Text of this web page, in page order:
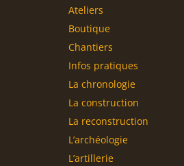
Ateliers
Boutique
Chantiers
Infos pratiques
La chronologie
La construction
La reconstruction
L’archéologie
L’artillerie